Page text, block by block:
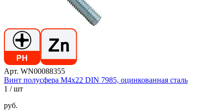
Арт. WN00088355
Винт полусфера М4х22 DIN 7985, оцинкованная сталь
1 / шт
руб.